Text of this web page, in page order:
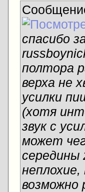
спасибо
полтора
верха не
усилки
(хотя
звук с
может
середины
возможно